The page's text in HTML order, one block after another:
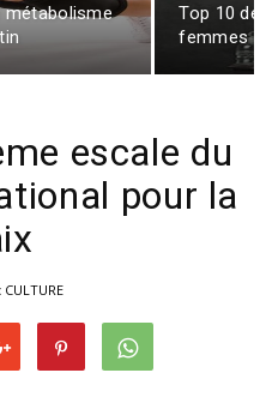
Top 10
femmes !
escale du
pour la
CULTURE